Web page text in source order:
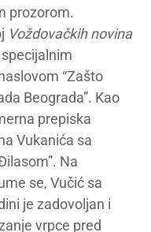
prozorom.
Voždovačkih novina
“Zašto
Beograda”. Kao
prepiska
Vukanića sa
Na
se, Vučić sa
je zadovoljan i
vrpce pred